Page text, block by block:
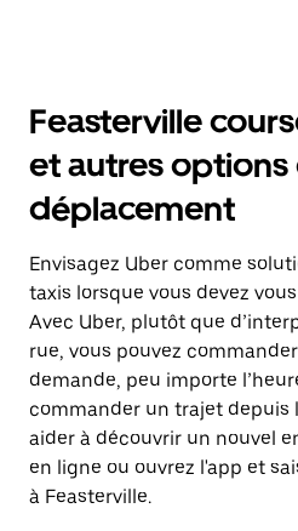
Feasterville
et autres options
déplacement
Envisagez Uber comme
taxis lorsque vous devez
Avec Uber, plutôt que
rue, vous pouvez
demande, peu importe
commander un trajet depuis
aider à découvrir un nouvel
en ligne ou ouvrez l'app et
à Feasterville.